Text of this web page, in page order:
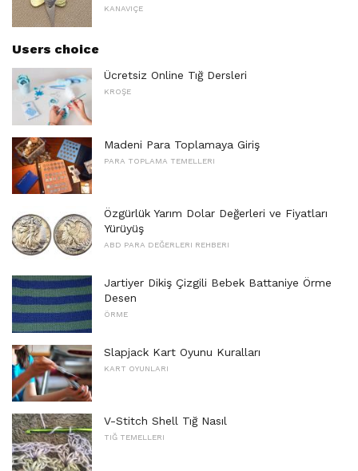
KANAVIÇE
Users choice
Ücretsiz Online Tığ Dersleri
KROŞE
Madeni Para Toplamaya Giriş
PARA TOPLAMA TEMELLERI
Özgürlük Yarım Dolar Değerleri ve Fiyatları
Yürüyüş
ABD PARA DEĞERLERI REHBERI
Jartiyer Dikiş Çizgili Bebek Battaniye Örme
Desen
ÖRME
Slapjack Kart Oyunu Kuralları
KART OYUNLARI
V-Stitch Shell Tığ Nasıl
TIĞ TEMELLERI